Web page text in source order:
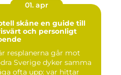
01. apr
skåne en guide till
och personligt
resplanerna går mot
Sverige dyker samma
ofta upp: var hittar